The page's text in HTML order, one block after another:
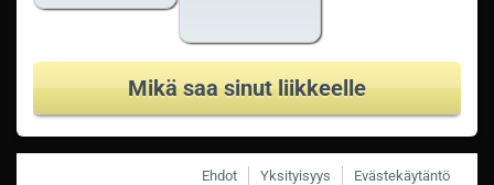
Mikä saa sinut liikkeelle
Ehdot Yksityisyys Evästekäytäntö